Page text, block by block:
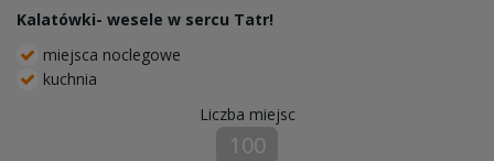
Kalatówki- wesele w sercu Tatr!
miejsca noclegowe
kuchnia
Liczba miejsc
100